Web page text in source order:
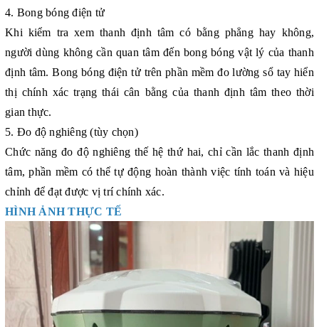
4. Bong bóng điện tử
Khi kiểm tra xem thanh định tâm có bằng phẳng hay không,
người dùng không cần quan tâm đến bong bóng vật lý của thanh
định tâm. Bong bóng điện tử trên phần mềm đo lường sổ tay hiển
thị chính xác trạng thái cân bằng của thanh định tâm theo thời
gian thực.
5. Đo độ nghiêng (tùy chọn)
Chức năng đo độ nghiêng thế hệ thứ hai, chỉ cần lắc thanh định
tâm, phần mềm có thể tự động hoàn thành việc tính toán và hiệu
chỉnh để đạt được vị trí chính xác.
HÌNH ẢNH THỰC TẾ